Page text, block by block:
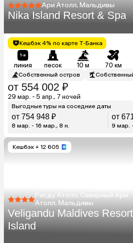
Ари Атолл, Мальдивы
Nika Island Resort & Spa
Кешбэк 4% по карте Т-Банка
линия песок 10 м 70 км
Собственный остров
от 554 002 ₽
29 мар. - 5 апр., 7 ночей
Выгодные туры на соседние даты
от 754 948 ₽
8 мар. - 16 мар., 8 н.
от
9 мар.
Кешбэк + 12 605
Расду Атолл, Северный Ари
Атолл, Мальдивы
Veligandu Maldives Resort
Island